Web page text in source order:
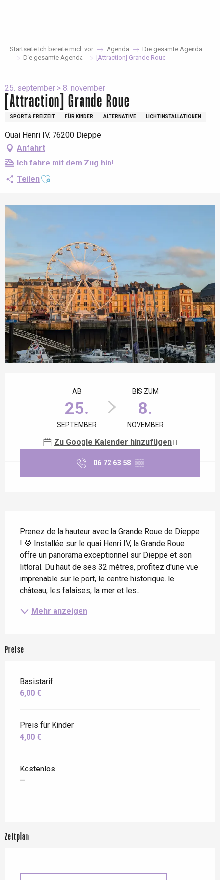
Startseite Ich bereite mich vor Agenda
Die gesamte Agenda
Die gesamte Agenda
[Attraction] Grande Roue
25. september > 8. november
[Attraction] Grande Roue
SPORT & FREIZEIT FÜR KINDER ALTERNATIVE LICHTINSTALLATIONEN
Quai Henri IV, 76200 Dieppe
Anfahrt
Ich fahre mit dem Zug hin!
TeilenAjouter aux favoris
AB
25.
SEPTEMBER
BIS ZUM
8.
NOVEMBER
Zu Google Kalender hinzufügen
06 72 63 58 ▒▒
Prenez de la hauteur avec la Grande Roue de Dieppe
! 🎡 Installée sur le quai Henri IV, la Grande Roue
offre un panorama exceptionnel sur Dieppe et son
littoral. Du haut de ses 32 mètres, profitez d'une vue
imprenable sur le port, le centre historique, le
château, les falaises, la mer et les...
Mehr anzeigen
Preise
Basistarif
6,00 €
Preis für Kinder
4,00 €
Kostenlos
—
Zeitplan